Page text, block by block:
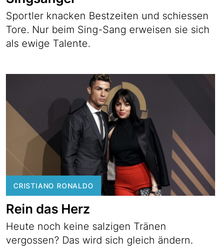
Sportler knacken Bestzeiten und schiessen
Tore. Nur beim Sing-Sang erweisen sie sich
als ewige Talente.
CRISTIANO RONALDO
Rein das Herz
Heute noch keine salzigen Tränen
vergossen? Das wird sich gleich ändern.